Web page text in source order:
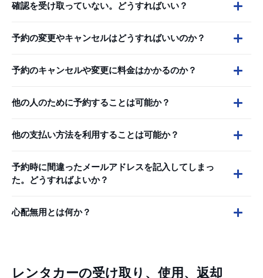
確認を受け取っていない。どうすればいい？
予約の変更やキャンセルはどうすればいいのか？
予約のキャンセルや変更に料金はかかるのか？
他の人のために予約することは可能か？
他の支払い方法を利用することは可能か？
予約時に間違ったメールアドレスを記入してしまっ
た。どうすればよいか？
心配無用とは何か？
レンタカーの受け取り、使用、返却